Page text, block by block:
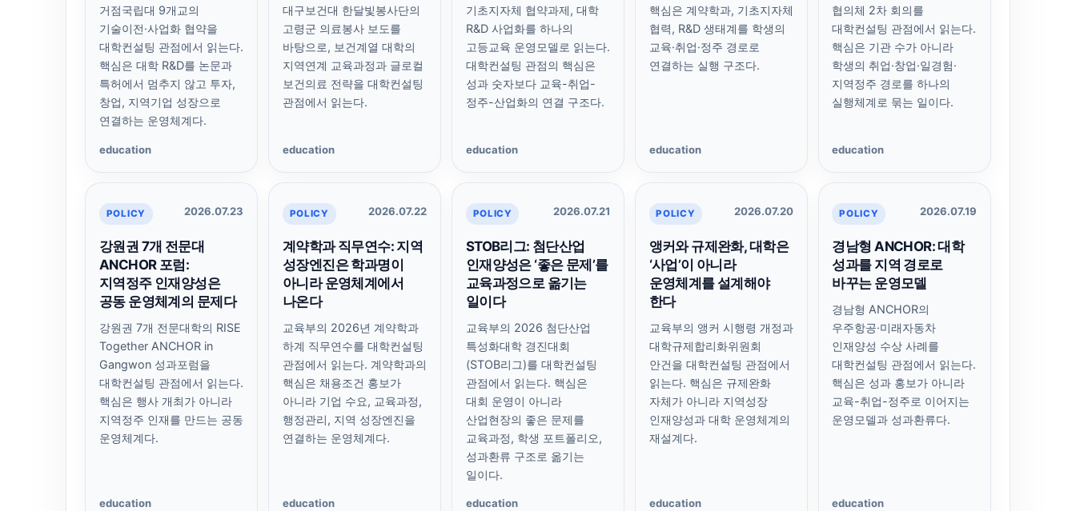
거점국립대 9개교의
기술이전·사업화 협약을
대학컨설팅 관점에서 읽는다.
핵심은 대학 R&D를 논문과
특허에서 멈추지 않고 투자,
창업, 지역기업 성장으로
연결하는 운영체계다.
education
대구보건대 한달빛봉사단의
고령군 의료봉사 보도를
바탕으로, 보건계열 대학의
지역연계 교육과정과 글로컬
보건의료 전략을 대학컨설팅
관점에서 읽는다.
education
기초지자체 협약과제, 대학
R&D 사업화를 하나의
고등교육 운영모델로 읽는다.
대학컨설팅 관점의 핵심은
성과 숫자보다 교육-취업-
정주-산업화의 연결 구조다.
education
핵심은 계약학과, 기초지자체
협력, R&D 생태계를 학생의
교육·취업·정주 경로로
연결하는 실행 구조다.
education
협의체 2차 회의를
대학컨설팅 관점에서 읽는다.
핵심은 기관 수가 아니라
학생의 취업·창업·일경험·
지역정주 경로를 하나의
실행체계로 묶는 일이다.
education
POLICY 2026.07.23
강원권 7개 전문대
ANCHOR 포럼:
지역정주 인재양성은
공동 운영체계의 문제다
강원권 7개 전문대학의 RISE
Together ANCHOR in
Gangwon 성과포럼을
대학컨설팅 관점에서 읽는다.
핵심은 행사 개최가 아니라
지역정주 인재를 만드는 공동
운영체계다.
education
POLICY 2026.07.22
계약학과 직무연수: 지역
성장엔진은 학과명이
아니라 운영체계에서
나온다
교육부의 2026년 계약학과
하계 직무연수를 대학컨설팅
관점에서 읽는다. 계약학과의
핵심은 채용조건 홍보가
아니라 기업 수요, 교육과정,
행정관리, 지역 성장엔진을
연결하는 운영체계다.
education
POLICY 2026.07.21
STOB리그: 첨단산업
인재양성은 ‘좋은 문제’를
교육과정으로 옮기는
일이다
교육부의 2026 첨단산업
특성화대학 경진대회
(STOB리그)를 대학컨설팅
관점에서 읽는다. 핵심은
대회 운영이 아니라
산업현장의 좋은 문제를
교육과정, 학생 포트폴리오,
성과환류 구조로 옮기는
일이다.
education
POLICY 2026.07.20
앵커와 규제완화, 대학은
‘사업’이 아니라
운영체계를 설계해야
한다
교육부의 앵커 시행령 개정과
대학규제합리화위원회
안건을 대학컨설팅 관점에서
읽는다. 핵심은 규제완화
자체가 아니라 지역성장
인재양성과 대학 운영체계의
재설계다.
education
POLICY 2026.07.19
경남형 ANCHOR: 대학
성과를 지역 경로로
바꾸는 운영모델
경남형 ANCHOR의
우주항공·미래자동차
인재양성 수상 사례를
대학컨설팅 관점에서 읽는다.
핵심은 성과 홍보가 아니라
교육-취업-정주로 이어지는
운영모델과 성과환류다.
education